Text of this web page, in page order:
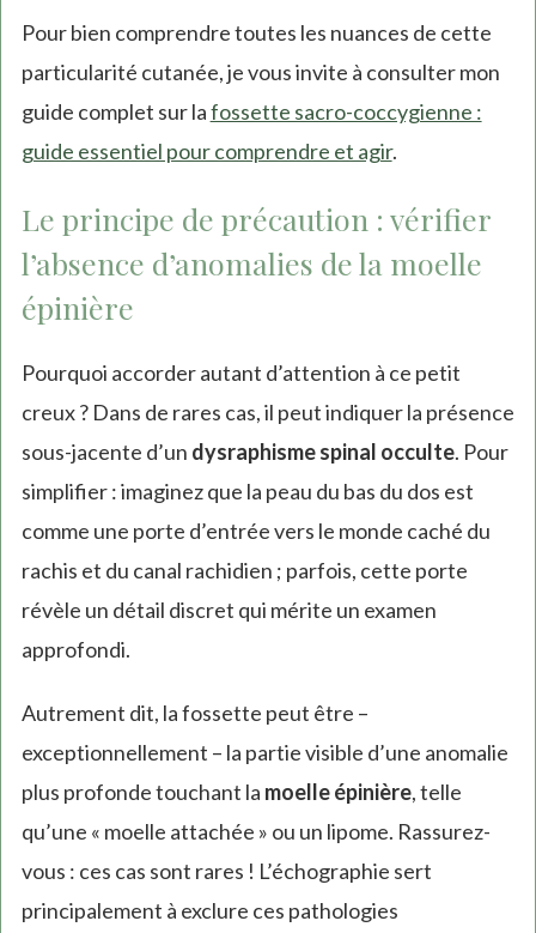
Pour bien comprendre toutes les nuances de cette
particularité cutanée, je vous invite à consulter mon
guide complet sur lafossette sacro-coccygienne :
guide essentiel pour comprendre et agir.
Le principe de précaution : vérifier
l’absence d’anomalies de la moelle
épinière
Pourquoi accorder autant d’attention à ce petit
creux ? Dans de rares cas, il peut indiquer la présence
sous-jacente d’un dysraphisme spinal occulte. Pour
simplifier : imaginez que la peau du bas du dos est
comme une porte d’entrée vers le monde caché du
rachis et du canal rachidien ; parfois, cette porte
révèle un détail discret qui mérite un examen
approfondi.
Autrement dit, la fossette peut être –
exceptionnellement – la partie visible d’une anomalie
plus profonde touchant la moelle épinière, telle
qu’une « moelle attachée » ou un lipome. Rassurez-
vous : ces cas sont rares ! L’échographie sert
principalement à exclure ces pathologies